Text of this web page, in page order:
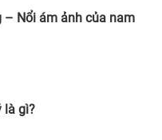
– Nổi ám ảnh của nam
là gì?